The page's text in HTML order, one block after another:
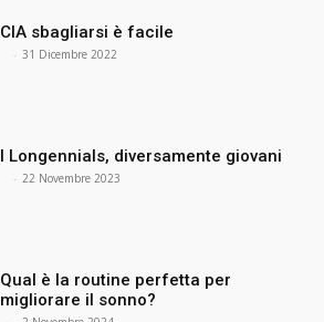
CIA sbagliarsi è facile
- 31 Dicembre 2022
I Longennials, diversamente giovani
- 22 Novembre 2023
Qual è la routine perfetta per
migliorare il sonno?